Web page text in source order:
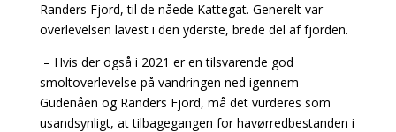
Randers Fjord, til de nåede Kattegat. Generelt var
overlevelsen lavest i den yderste, brede del af fjorden.
– Hvis der også i 2021 er en tilsvarende god
smoltoverlevelse på vandringen ned igennem
Gudenåen og Randers Fjord, må det vurderes som
usandsynligt, at tilbagegangen for havørredbestanden i